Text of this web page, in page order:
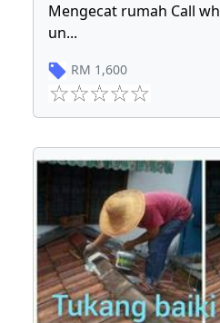
Mengecat rumah Call
un...
RM 1,600